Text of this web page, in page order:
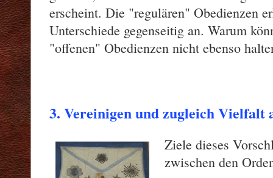
erscheint. Die "regulären" Obedienzen
Unterschiede gegenseitig an. Warum
"offenen" Obedienzen nicht ebenso
3. Vereinigen und zugleich Vielfalt
Ziele dieses
zwischen den